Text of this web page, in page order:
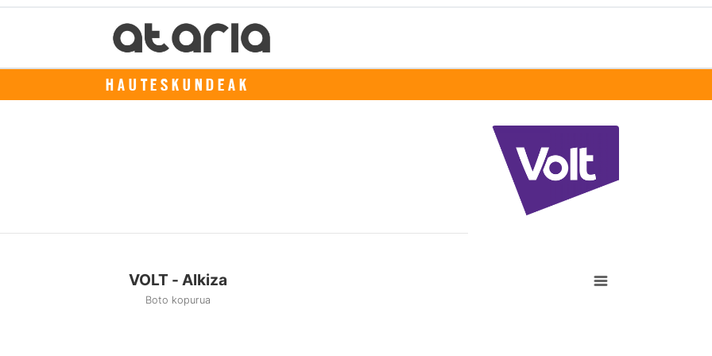
HAUTESKUNDEAK
VOLT - Alkiza
Boto kopurua